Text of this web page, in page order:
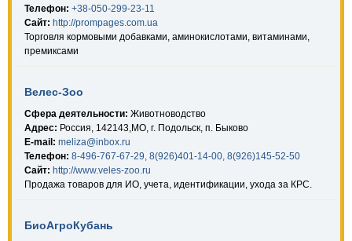
Телефон: +38-050-299-23-11
Сайт: http://prompages.com.ua
Торговля кормовыми добавками, аминокислотами, витаминами,
премиксами
Велес-Зоо
Сфера деятельности: Животноводство
Адрес: Россия, 142143,МО, г. Подольск, п. Быково
E-mail: meliza@inbox.ru
Телефон: 8-496-767-67-29, 8(926)401-14-00, 8(926)145-52-50
Сайт: http://www.veles-zoo.ru
Продажа товаров для ИО, учета, идентификации, ухода за КРС.
БиоАгроКубань